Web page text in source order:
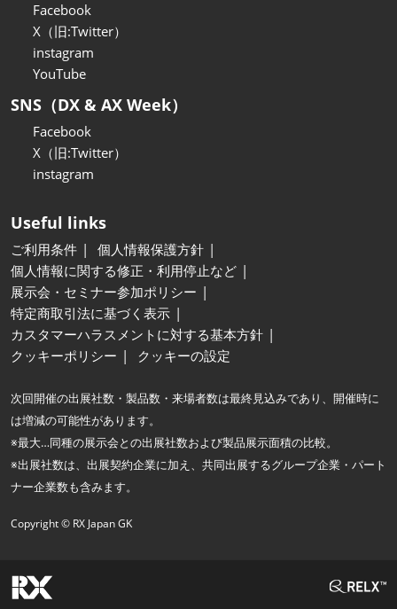
Facebook
X（旧:Twitter）
instagram
YouTube
SNS（DX & AX Week）
Facebook
X（旧:Twitter）
instagram
Useful links
ご利用条件
個人情報保護方針
個人情報に関する修正・利用停止など
展示会・セミナー参加ポリシー
特定商取引法に基づく表示
カスタマーハラスメントに対する基本方針
クッキーポリシー
クッキーの設定
次回開催の出展社数・製品数・来場者数は最終見込みであり、開催時に
は増減の可能性があります。
※最大…同種の展示会との出展社数および製品展示面積の比較。
※出展社数は、出展契約企業に加え、共同出展するグループ企業・パート
ナー企業数も含みます。
Copyright © RX Japan GK